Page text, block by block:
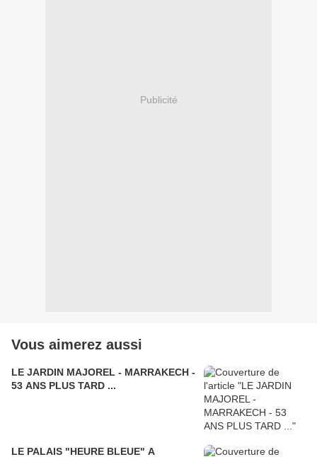
Publicité
Vous aimerez aussi
LE JARDIN MAJOREL - MARRAKECH -
53 ANS PLUS TARD ...
LE PALAIS "HEURE BLEUE" A